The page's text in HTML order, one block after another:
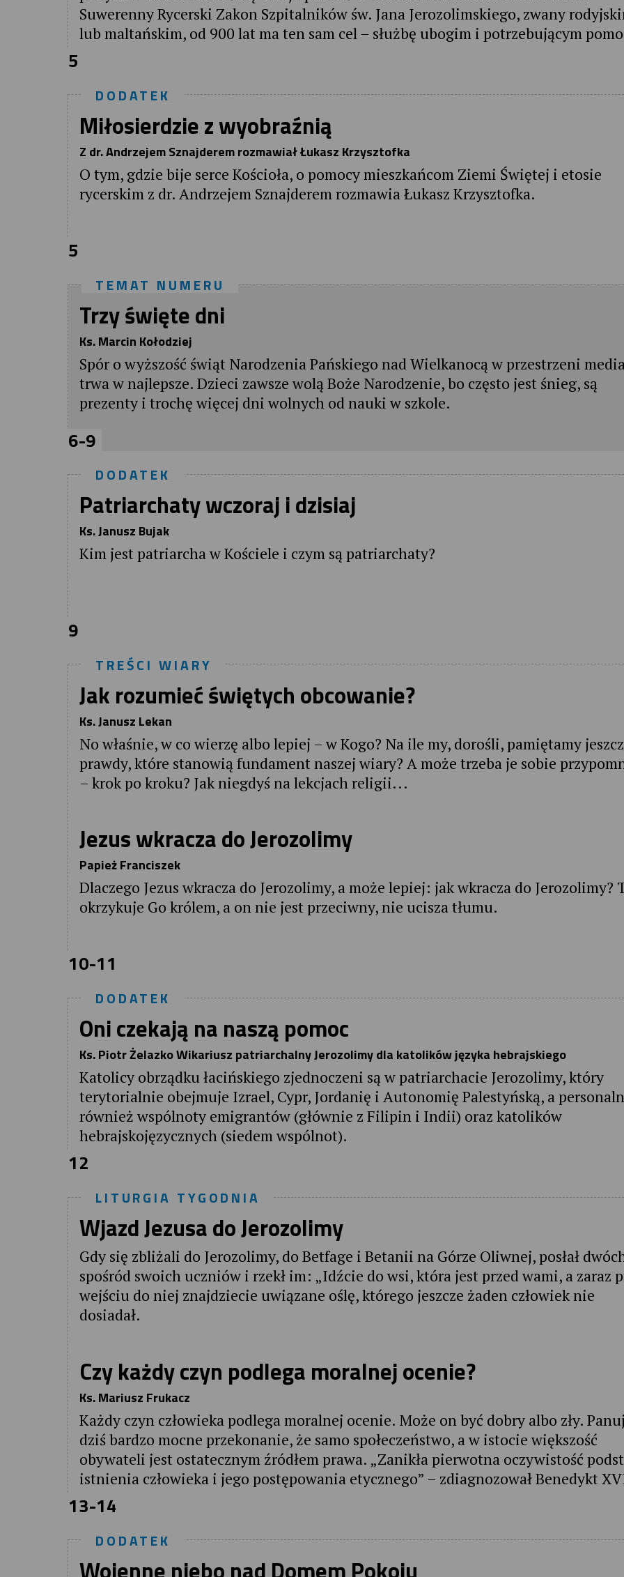
Suwerenny Rycerski Zakon Szpitalników św. Jana Jerozolimskiego, zwany
lub maltańskim, od 900 lat ma ten sam cel – służbę ubogim i potrzebującym
5
DODATEK
Miłosierdzie z wyobraźnią
Z dr. Andrzejem Sznajderem rozmawiał Łukasz Krzysztofka
O tym, gdzie bije serce Kościoła, o pomocy mieszkańcom Ziemi Świętej i etosie
rycerskim z dr. Andrzejem Sznajderem rozmawia Łukasz Krzysztofka.
5
TEMAT NUMERU
Trzy święte dni
Ks. Marcin Kołodziej
Spór o wyższość świąt Narodzenia Pańskiego nad Wielkanocą w przestrzeni
trwa w najlepsze. Dzieci zawsze wolą Boże Narodzenie, bo często jest śnieg, są
prezenty i trochę więcej dni wolnych od nauki w szkole.
6-9
DODATEK
Patriarchaty wczoraj i dzisiaj
Ks. Janusz Bujak
Kim jest patriarcha w Kościele i czym są patriarchaty?
9
TREŚCI WIARY
Jak rozumieć świętych obcowanie?
Ks. Janusz Lekan
No właśnie, w co wierzę albo lepiej – w Kogo? Na ile my, dorośli, pamiętamy
prawdy, które stanowią fundament naszej wiary? A może trzeba je sobie
– krok po kroku? Jak niegdyś na lekcjach religii...
Jezus wkracza do Jerozolimy
Papież Franciszek
Dlaczego Jezus wkracza do Jerozolimy, a może lepiej: jak wkracza do Jerozolimy?
okrzykuje Go królem, a on nie jest przeciwny, nie ucisza tłumu.
10-11
DODATEK
Oni czekają na naszą pomoc
Ks. Piotr Żelazko Wikariusz patriarchalny Jerozolimy dla katolików języka hebrajskiego
Katolicy obrządku łacińskiego zjednoczeni są w patriarchacie Jerozolimy, który
terytorialnie obejmuje Izrael, Cypr, Jordanię i Autonomię Palestyńską, a
również wspólnoty emigrantów (głównie z Filipin i Indii) oraz katolików
hebrajskojęzycznych (siedem wspólnot).
12
LITURGIA TYGODNIA
Wjazd Jezusa do Jerozolimy
Gdy się zbliżali do Jerozolimy, do Betfage i Betanii na Górze Oliwnej, posłał
spośród swoich uczniów i rzekł im: „Idźcie do wsi, która jest przed wami, a zaraz
wejściu do niej znajdziecie uwiązane oślę, którego jeszcze żaden człowiek nie
dosiadał.
Czy każdy czyn podlega moralnej ocenie?
Ks. Mariusz Frukacz
Każdy czyn człowieka podlega moralnej ocenie. Może on być dobry albo zły.
dziś bardzo mocne przekonanie, że samo społeczeństwo, a w istocie większość
obywateli jest ostatecznym źródłem prawa. „Zanikła pierwotna oczywistość
istnienia człowieka i jego postępowania etycznego” – zdiagnozował Benedykt
13-14
DODATEK